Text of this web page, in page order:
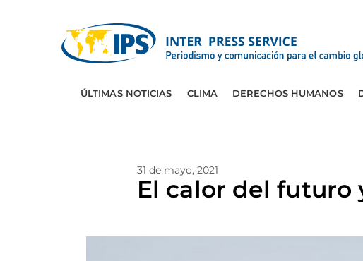
ÚLTIMAS NOTICIAS CLIMA DERECHOS HUMANOS
31 de mayo, 2021
El calor del futuro